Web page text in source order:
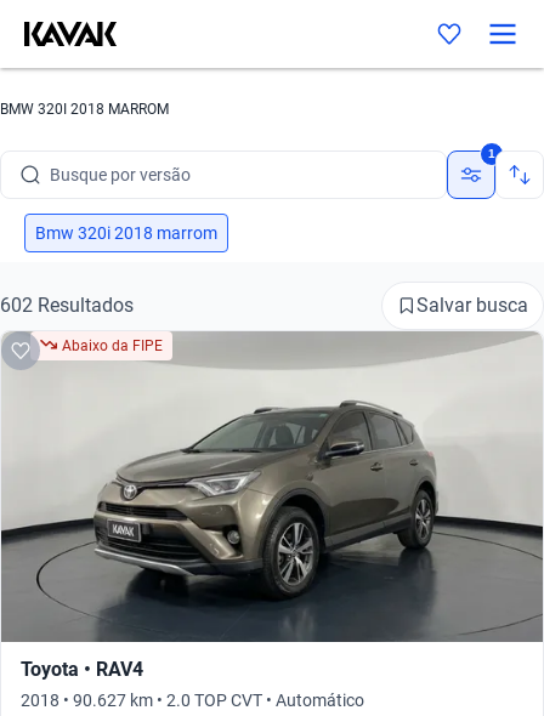
BMW 320I 2018 MARROM
Busque por marca
Busque por versão
Busque por ano
Busque por modelo
1
Bmw 320i 2018 marrom
602 Resultados Salvar busca
Abaixo da FIPE
Toyota • RAV4
2018 • 90.627 km • 2.0 TOP CVT • Automático